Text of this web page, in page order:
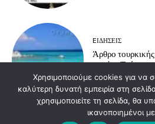
EΙΔΗΣΕΙΣ
Άρθρο
γιατί οι
νησιά για
Load more
Χρησιμοποιούμε cookies για να
καλύτερη δυνατή εμπειρία στη
χρησιμοποιείτε τη σελίδα, θα
ικανοποιημένοι